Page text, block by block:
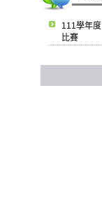
111學年
比賽